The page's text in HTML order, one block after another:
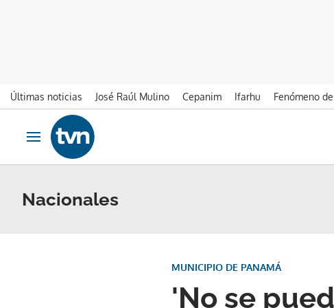
Últimas noticias José Raúl Mulino Cepanim Ifarhu Fenómeno
Ir al contenido
Obrir navegació
Nacionales
'No se
MUNICIPIO DE PANAMÁ